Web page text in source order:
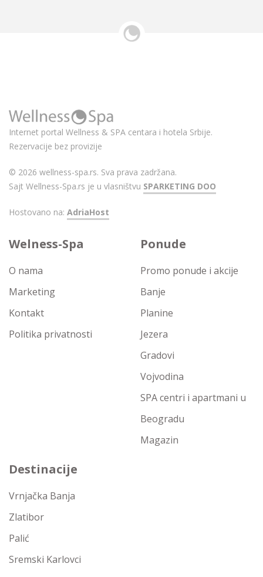
Internet portal Wellness & SPA centara i hotela Srbije.
Rezervacije bez provizije
© 2026 wellness-spa.rs. Sva prava zadržana.
Sajt Wellness-Spa.rs je u vlasništvu SPARKETING DOO
Hostovano na: AdriaHost
Welness-Spa
O nama
Marketing
Kontakt
Politika privatnosti
Ponude
Promo ponude i akcije
Banje
Planine
Jezera
Gradovi
Vojvodina
SPA centri i apartmani u
Beogradu
Magazin
Destinacije
Vrnjačka Banja
Zlatibor
Palić
Sremski Karlovci